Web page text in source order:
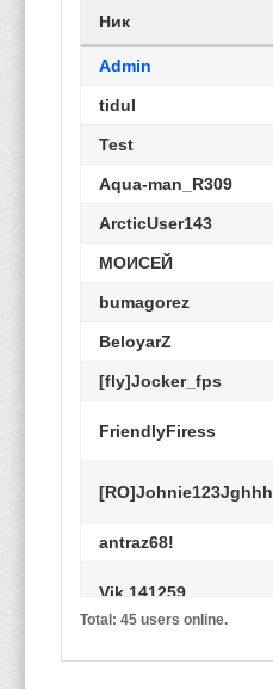
Ник
Admin
tidul
Test
Aqua-man_R309
ArcticUser143
МОИСЕЙ
bumagorez
BeloyarZ
[fly]Jocker_fps
FriendlyFiress
[RO]Johnie123Jghhh
antraz68!
Vik.141259
Total: 45 users online.